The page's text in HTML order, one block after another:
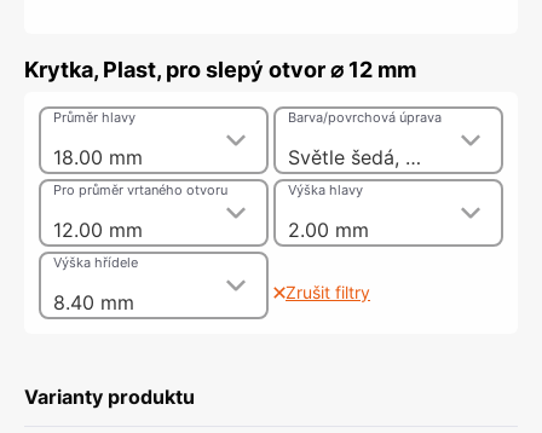
Krytka, Plast, pro slepý otvor ⌀ 12 mm
18.00 mm
Průměr hlavy
Světle šedá, RAL 7035
Barva/povrchová úprava
12.00 mm
Pro průměr vrtaného otvoru
2.00 mm
Výška hlavy
8.40 mm
Výška hřídele
Zrušit filtry
Varianty produktu